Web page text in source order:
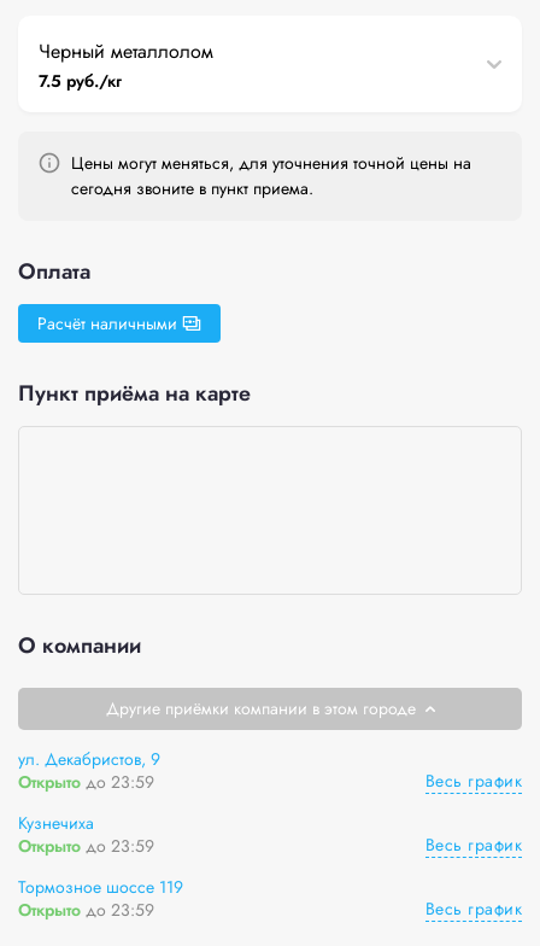
Черный металлолом
7.5 руб./кг
Цены могут меняться, для уточнения точной цены на
сегодня звоните в пункт приема.
Оплата
Расчёт наличными
Пункт приёма на карте
О компании
Другие приёмки компании в этом городе
ул. Декабристов, 9
Открыто до 23:59
Весь график
Кузнечиха
Открыто до 23:59
Весь график
Тормозное шоссе 119
Открыто до 23:59 Весь график